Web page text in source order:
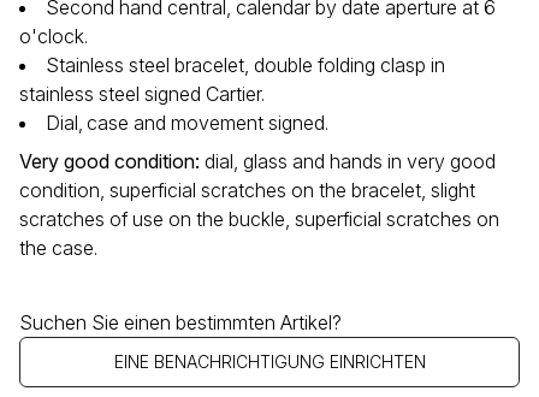
Second hand central, calendar by date aperture at 6
o'clock.
Stainless steel bracelet, double folding clasp in
stainless steel signed Cartier.
Dial‚ case and movement signed.
Very good condition: dial, glass and hands in very good
condition, superficial scratches on the bracelet, slight
scratches of use on the buckle, superficial scratches on
the case.
Suchen Sie einen bestimmten Artikel?
EINE BENACHRICHTIGUNG EINRICHTEN